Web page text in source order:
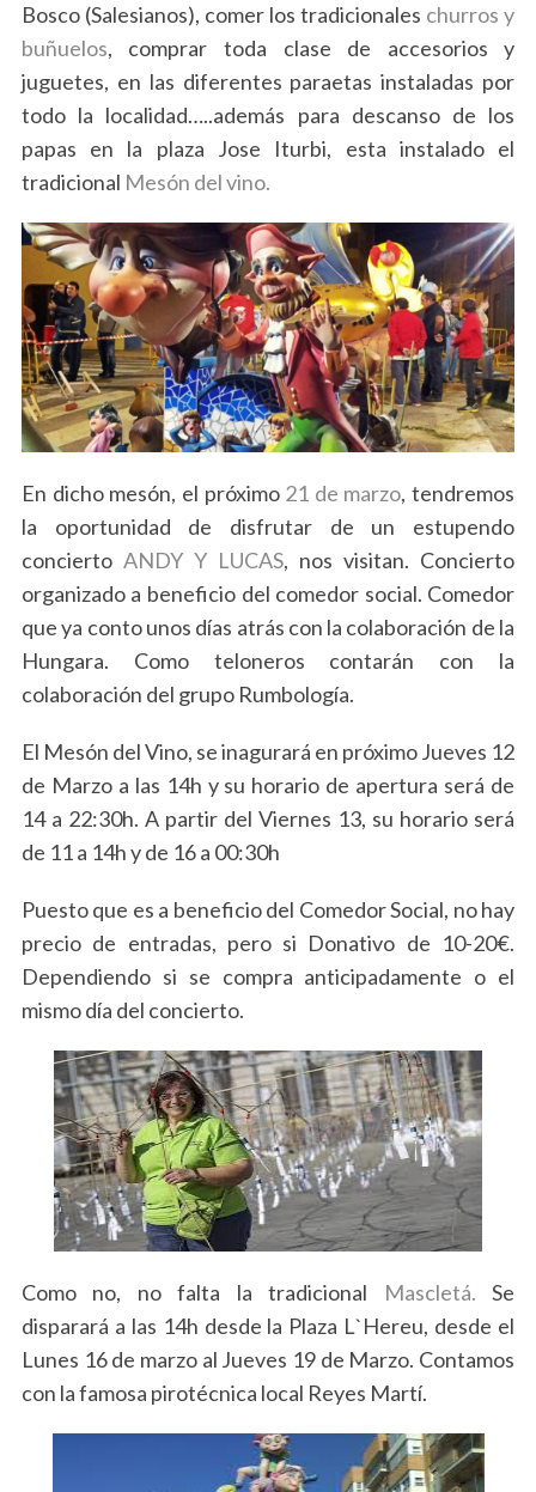
Bosco (Salesianos), comer los tradicionales churros y
buñuelos, comprar toda clase de accesorios y
juguetes, en las diferentes paraetas instaladas por
todo la localidad…..además para descanso de los
papas en la plaza Jose Iturbi, esta instalado el
tradicional Mesón del vino.
En dicho mesón, el próximo 21 de marzo, tendremos
la oportunidad de disfrutar de un estupendo
concierto ANDY Y LUCAS, nos visitan. Concierto
organizado a beneficio del comedor social. Comedor
que ya conto unos días atrás con la colaboración de la
Hungara. Como teloneros contarán con la
colaboración del grupo Rumbología.
El Mesón del Vino, se inagurará en próximo Jueves 12
de Marzo a las 14h y su horario de apertura será de
14 a 22:30h. A partir del Viernes 13, su horario será
de 11 a 14h y de 16 a 00:30h
Puesto que es a beneficio del Comedor Social, no hay
precio de entradas, pero si Donativo de 10-20€.
Dependiendo si se compra anticipadamente o el
mismo día del concierto.
Como no, no falta la tradicional Mascletá. Se
disparará a las 14h desde la Plaza L`Hereu, desde el
Lunes 16 de marzo al Jueves 19 de Marzo. Contamos
con la famosa pirotécnica local Reyes Martí.
e
a
r